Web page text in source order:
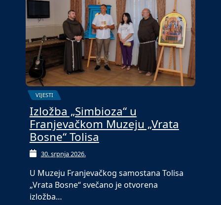
VIJESTI
Izložba „Simbioza“ u
Franjevačkom Muzeju „Vrata
Bosne“ Tolisa
30. srpnja 2026.
U Muzeju Franjevačkog samostana Tolisa
„Vrata Bosne“ svečano je otvorena
izložba…